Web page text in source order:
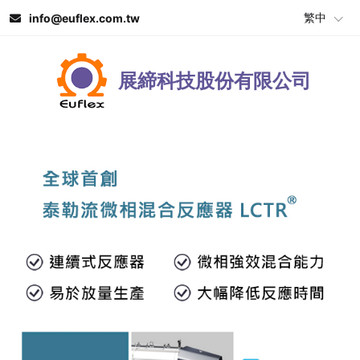
info@euflex.com.tw 繁中
展締科技股份有限公司